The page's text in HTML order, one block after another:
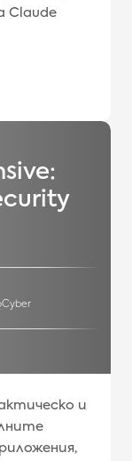
Claude
и